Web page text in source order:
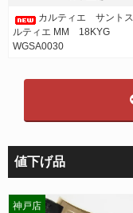
カルティエ サントス
ルティエ MM 18KYG
WGSA0030
値下げ品
神戸店